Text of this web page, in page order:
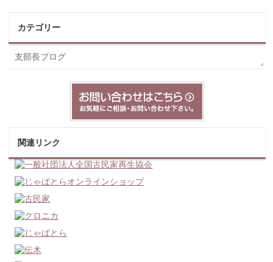
カテゴリー
支部長ブログ
関連リンク